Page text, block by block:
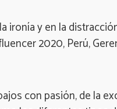
ironía y en la
2020, Perú,
con pasión, de la